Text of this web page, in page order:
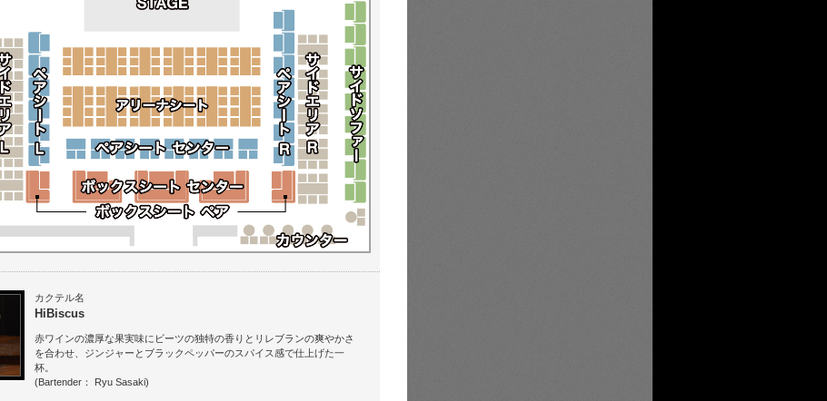
カクテル名
HiBiscus
赤ワインの濃厚な果実味にビーツの独特の香りとリレブランの爽やかさ
を合わせ、ジンジャーとブラックペッパーのスパイス感で仕上げた一
杯。
(Bartender： Ryu Sasaki)